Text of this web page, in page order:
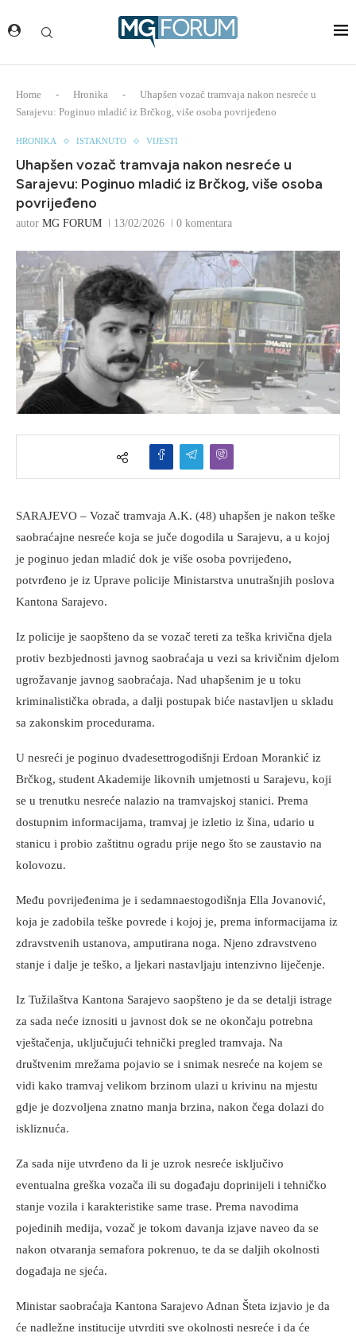
Home - Hronika -
Uhapšen vozač tramvaja nakon nesreće u
Sarajevu: Poginuo mladić iz Brčkog, više osoba povrijeđeno
HRONIKA ISTAKNUTO VIJESTI
Uhapšen vozač tramvaja nakon nesreće u
Sarajevu: Poginuo mladić iz Brčkog, više osoba
povrijeđeno
autor MG FORUM 13/02/2026 0 komentara
SARAJEVO – Vozač tramvaja A.K. (48) uhapšen je nakon teške
saobraćajne nesreće koja se juče dogodila u Sarajevu, a u kojoj
je poginuo jedan mladić dok je više osoba povrijeđeno,
potvrđeno je iz Uprave policije Ministarstva unutrašnjih poslova
Kantona Sarajevo.
Iz policije je saopšteno da se vozač tereti za teška krivična djela
protiv bezbjednosti javnog saobraćaja u vezi sa krivičnim djelom
ugrožavanje javnog saobraćaja. Nad uhapšenim je u toku
kriminalistička obrada, a dalji postupak biće nastavljen u skladu
sa zakonskim procedurama.
U nesreći je poginuo dvadesettrogodišnji Erdoan Morankić iz
Brčkog, student Akademije likovnih umjetnosti u Sarajevu, koji
se u trenutku nesreće nalazio na tramvajskoj stanici. Prema
dostupnim informacijama, tramvaj je izletio iz šina, udario u
stanicu i probio zaštitnu ogradu prije nego što se zaustavio na
kolovozu.
Među povrijeđenima je i sedamnaestogodišnja Ella Jovanović,
koja je zadobila teške povrede i kojoj je, prema informacijama iz
zdravstvenih ustanova, amputirana noga. Njeno zdravstveno
stanje i dalje je teško, a ljekari nastavljaju intenzivno liječenje.
Iz Tužilaštva Kantona Sarajevo saopšteno je da se detalji istrage
za sada neće iznositi u javnost dok se ne okončaju potrebna
vještačenja, uključujući tehnički pregled tramvaja. Na
društvenim mrežama pojavio se i snimak nesreće na kojem se
vidi kako tramvaj velikom brzinom ulazi u krivinu na mjestu
gdje je dozvoljena znatno manja brzina, nakon čega dolazi do
iskliznuća.
Za sada nije utvrđeno da li je uzrok nesreće isključivo
eventualna greška vozača ili su događaju doprinijeli i tehničko
stanje vozila i karakteristike same trase. Prema navodima
pojedinih medija, vozač je tokom davanja izjave naveo da se
nakon otvaranja semafora pokrenuo, te da se daljih okolnosti
događaja ne sjeća.
Ministar saobraćaja Kantona Sarajevo Adnan Šteta izjavio je da
će nadležne institucije utvrditi sve okolnosti nesreće i da će